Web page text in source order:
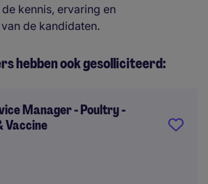
kennis, ervaring en
de kandidaten.
hebben ook gesolliciteerd:
Manager - Poultry -
Vaccine